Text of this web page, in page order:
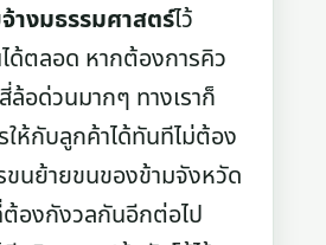
างมธรรมศาสตร์ไว้
ด้ตลอด หากต้องการคิว
ล้อด่วนมากๆ ทางเราก็
ให้กับลูกค้าได้ทันทีไม่ต้อง
ขนย้ายขนของข้ามจังหวัด
องกังวลกันอีกต่อไป